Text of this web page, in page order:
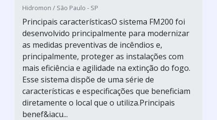
Hidromon / São Paulo - SP
Principais característicasO sistema FM200 foi
desenvolvido principalmente para modernizar
as medidas preventivas de incêndios e,
principalmente, proteger as instalações com
mais eficiência e agilidade na extinção do fogo.
Esse sistema dispõe de uma série de
características e especificações que beneficiam
diretamente o local que o utiliza.Principais
benef&iacu...